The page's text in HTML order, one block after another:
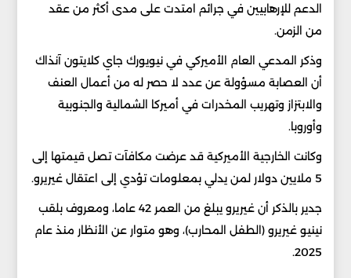
الدعم للإرهابيين في جرائم امتدت على مدى أكثر من عقد
من الزمن.
وذكر المدعي العام الأميركي في نيويورك جاي كلايتون آنذاك
أن العصابة مسؤولة عن عدد لا حصر له من أعمال العنف
والابتزاز وتهريب المخدرات في أميركا الشمالية والجنوبية
وأوروبا.
وكانت الخارجية الأميركية قد عرضت مكافآت تصل قيمتها إلى
5 ملايين دولار لمن يدلي بمعلومات تؤدي إلى اعتقال غيريرو.
جدير بالذكر أن غيريرو يبلغ من العمر 42 عاما، ومعروف بلقب
نينيو غيريرو (الطفل المحارب)، وهو متوار عن الأنظار منذ عام
2025.